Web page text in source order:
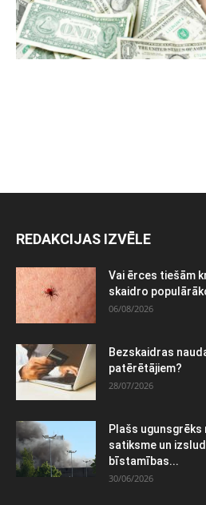
REDAKCIJAS IZVĒLE
Vai ērces tiešām
skaidro
06/08/2026
Bezskaidras
patērētājiem?
28/07/2026
Plašs
satiksme un
bīstamības...
30/06/2026